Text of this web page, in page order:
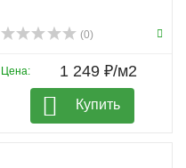
(0)
Цена: 1 249 ₽/м2
Купить